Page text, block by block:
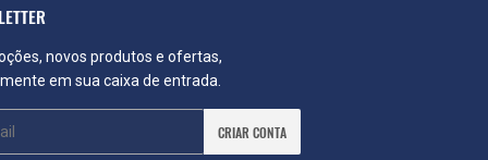
novos produtos e ofertas,
em sua caixa de entrada.
CRIAR CONTA